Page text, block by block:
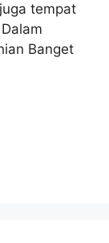
tempat
Banget